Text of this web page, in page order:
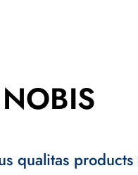
qualitas